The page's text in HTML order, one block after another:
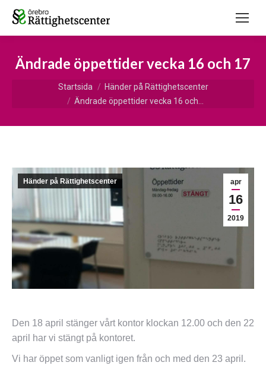
Ändrade öppettider vecka 16 och 17
Startsida
Händer på Rättighetscenter
Ändrade öppettider vecka 16 och…
apr
16
2019
Händer på Rättighetscenter
Den 18 april stänger vårt kontor klockan 12.00 och den 22
april har vi stängt på kontoret.
Vi har öppet som vanligt igen från och med den 23 april.